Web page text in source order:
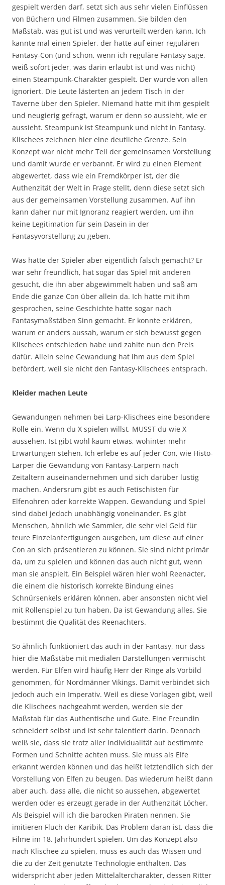
gespielt werden darf, setzt sich aus sehr vielen Einflüssen
von Büchern und Filmen zusammen. Sie bilden den
Maßstab, was gut ist und was verurteilt werden kann. Ich
kannte mal einen Spieler, der hatte auf einer regulären
Fantasy-Con (und schon, wenn ich reguläre Fantasy sage,
weiß sofort jeder, was darin erlaubt ist und was nicht)
einen Steampunk-Charakter gespielt. Der wurde von allen
ignoriert. Die Leute lästerten an jedem Tisch in der
Taverne über den Spieler. Niemand hatte mit ihm gespielt
und neugierig gefragt, warum er denn so aussieht, wie er
aussieht. Steampunk ist Steampunk und nicht in Fantasy.
Klischees zeichnen hier eine deutliche Grenze. Sein
Konzept war nicht mehr Teil der gemeinsamen Vorstellung
und damit wurde er verbannt. Er wird zu einen Element
abgewertet, dass wie ein Fremdkörper ist, der die
Authenzität der Welt in Frage stellt, denn diese setzt sich
aus der gemeinsamen Vorstellung zusammen. Auf ihn
kann daher nur mit Ignoranz reagiert werden, um ihn
keine Legitimation für sein Dasein in der
Fantasyvorstellung zu geben.
Was hatte der Spieler aber eigentlich falsch gemacht? Er
war sehr freundlich, hat sogar das Spiel mit anderen
gesucht, die ihn aber abgewimmelt haben und saß am
Ende die ganze Con über allein da. Ich hatte mit ihm
gesprochen, seine Geschichte hatte sogar nach
Fantasymaßstäben Sinn gemacht. Er konnte erklären,
warum er anders aussah, warum er sich bewusst gegen
Klischees entschieden habe und zahlte nun den Preis
dafür. Allein seine Gewandung hat ihm aus dem Spiel
befördert, weil sie nicht den Fantasy-Klischees entsprach.
Kleider machen Leute
Gewandungen nehmen bei Larp-Klischees eine besondere
Rolle ein. Wenn du X spielen willst, MUSST du wie X
aussehen. Ist gibt wohl kaum etwas, wohinter mehr
Erwartungen stehen. Ich erlebe es auf jeder Con, wie Histo-
Larper die Gewandung von Fantasy-Larpern nach
Zeitaltern auseinandernehmen und sich darüber lustig
machen. Andersrum gibt es auch Fetischisten für
Elfenohren oder korrekte Wappen. Gewandung und Spiel
sind dabei jedoch unabhängig voneinander. Es gibt
Menschen, ähnlich wie Sammler, die sehr viel Geld für
teure Einzelanfertigungen ausgeben, um diese auf einer
Con an sich präsentieren zu können. Sie sind nicht primär
da, um zu spielen und können das auch nicht gut, wenn
man sie anspielt. Ein Beispiel wären hier wohl Reenacter,
die einem die historisch korrekte Bindung eines
Schnürsenkels erklären können, aber ansonsten nicht viel
mit Rollenspiel zu tun haben. Da ist Gewandung alles. Sie
bestimmt die Qualität des Reenachters.
So ähnlich funktioniert das auch in der Fantasy, nur dass
hier die Maßstäbe mit medialen Darstellungen vermischt
werden. Für Elfen wird häufig Herr der Ringe als Vorbild
genommen, für Nordmänner Vikings. Damit verbindet sich
jedoch auch ein Imperativ. Weil es diese Vorlagen gibt, weil
die Klischees nachgeahmt werden, werden sie der
Maßstab für das Authentische und Gute. Eine Freundin
schneidert selbst und ist sehr talentiert darin. Dennoch
weiß sie, dass sie trotz aller Individualität auf bestimmte
Formen und Schnitte achten muss. Sie muss als Elfe
erkannt werden können und das heißt letztendlich sich der
Vorstellung von Elfen zu beugen. Das wiederum heißt dann
aber auch, dass alle, die nicht so aussehen, abgewertet
werden oder es erzeugt gerade in der Authenzität Löcher.
Als Beispiel will ich die barocken Piraten nennen. Sie
imitieren Fluch der Karibik. Das Problem daran ist, dass die
Filme im 18. Jahrhundert spielen. Um das Konzept also
nach Klischee zu spielen, muss es auch das Wissen und
die zu der Zeit genutzte Technologie enthalten. Das
widerspricht aber jeden Mittelaltercharakter, dessen Ritter